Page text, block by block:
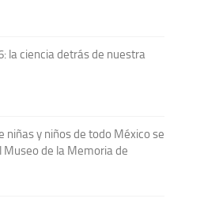
la ciencia detrás de nuestra
niñas y niños de todo México se
Museo de la Memoria de